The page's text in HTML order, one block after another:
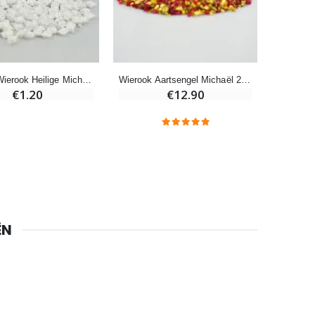
€90.00 €67.50
Heilige Zalvende Olie
Griekse Wierook Heilige Michaël 10g
€1.20
Wierook Aartsengel Michaël 250g
€12.90